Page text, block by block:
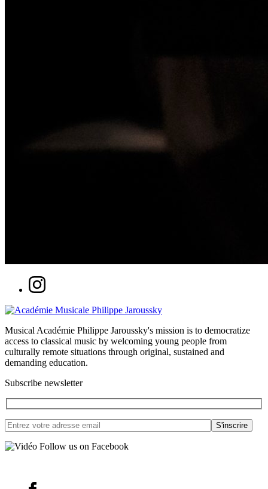
Musical Académie Philippe Jaroussky's mission is to democratize
access to classical music by welcoming young people from
culturally remote situations through original, sustained and
demanding education.
Subscribe newsletter
Follow us on Facebook